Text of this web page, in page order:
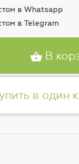
в Whatsapp
в Telegram
В
в один